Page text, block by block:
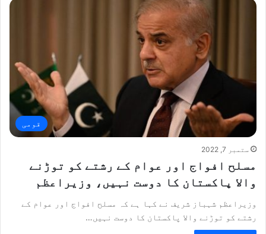
قومی
ستمبر 7, 2022
مسلح افواج اور عوام کے رشتے کو توڑنے
والا پاکستان کا دوست نہیں، وزیراعظم
وزیراعظم شہباز شریف نے کہا ہے کہ مسلح افواج اور عوام کے
رشتے کو توڑنے والا پاکستان کا دوست نہیں…